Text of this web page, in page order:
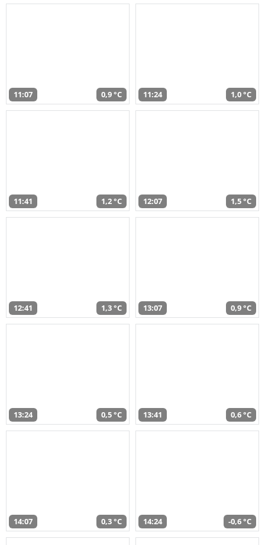
11:07 0,9 °C 11:24 1,0 °C
11:41 1,2 °C 12:07 1,5 °C
12:41 1,3 °C 13:07 0,9 °C
13:24 0,5 °C 13:41 0,6 °C
14:07 0,3 °C 14:24 -0,6 °C